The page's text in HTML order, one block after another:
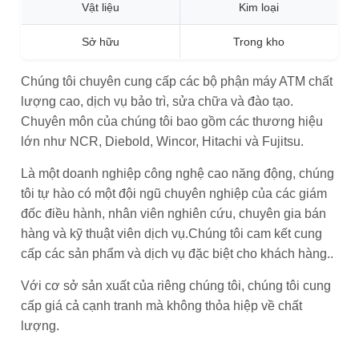
Vật liệu Kim loại
Sở hữu Trong kho
Chúng tôi chuyên cung cấp các bộ phận máy ATM chất
lượng cao, dịch vụ bảo trì, sửa chữa và đào tạo.
Chuyên môn của chúng tôi bao gồm các thương hiệu
lớn như NCR, Diebold, Wincor, Hitachi và Fujitsu.
Là một doanh nghiệp công nghệ cao năng động, chúng
tôi tự hào có một đội ngũ chuyên nghiệp của các giám
đốc điều hành, nhân viên nghiên cứu, chuyên gia bán
hàng và kỹ thuật viên dịch vụ.Chúng tôi cam kết cung
cấp các sản phẩm và dịch vụ đặc biệt cho khách hàng..
Với cơ sở sản xuất của riêng chúng tôi, chúng tôi cung
cấp giá cả cạnh tranh mà không thỏa hiệp về chất
lượng.